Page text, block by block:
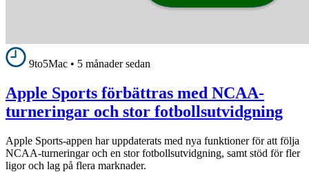
9to5Mac • 5 månader sedan
Apple Sports förbättras med NCAA-
turneringar och stor fotbollsutvidgning
Apple Sports-appen har uppdaterats med nya funktioner för att följa
NCAA-turneringar och en stor fotbollsutvidgning, samt stöd för fler
ligor och lag på flera marknader.